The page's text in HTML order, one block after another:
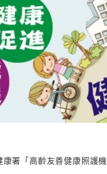
署「高齡友善健康照護